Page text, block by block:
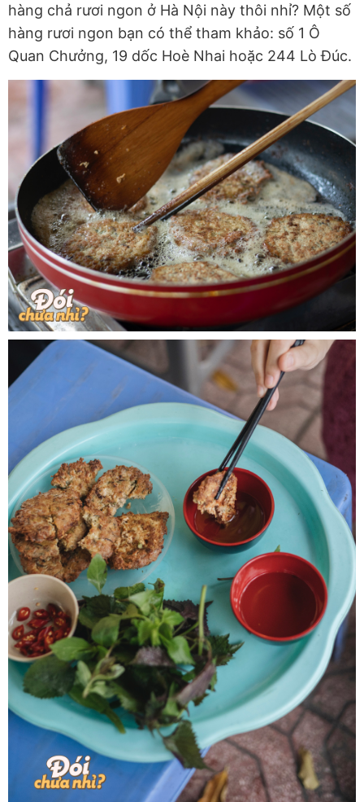
hàng chả rươi ngon ở Hà Nội này thôi nhỉ? Một số
hàng rươi ngon bạn có thể tham khảo: số 1 Ô
Quan Chưởng, 19 dốc Hoè Nhai hoặc 244 Lò Đúc.